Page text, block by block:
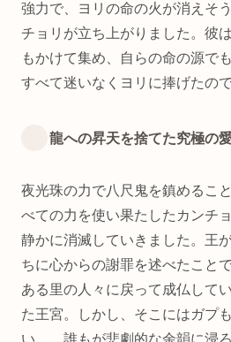
強力で、ヨリの命の火が消えそ
チョリが立ち上がりました。彼
もかけて集め、自らの命の源で
すべて迷いなくヨリに捧げたので
龍への昇天を捨てた究極の
夜光珠の力で八尺鬼を鎮めるこ
べての力を使い果たしたカンチ
静かに消滅していきました。王
ちに心からの謝罪を述べたこと
ある里の人々に戻って成仏して
た王宮。しかし、そこにはガプ
い……誰もが悲劇的な余韻に浸